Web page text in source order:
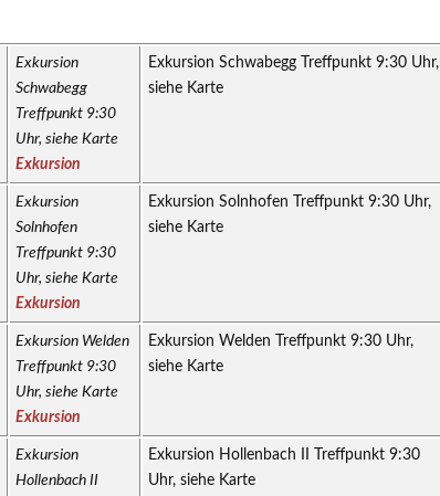
Exkursion
Schwabegg
Treffpunkt 9:30
Uhr, siehe Karte
Exkursion
Exkursion Schwabegg Treffpunkt 9:30 Uhr,
siehe Karte
Exkursion
Solnhofen
Treffpunkt 9:30
Uhr, siehe Karte
Exkursion
Exkursion Solnhofen Treffpunkt 9:30 Uhr,
siehe Karte
Exkursion Welden
Treffpunkt 9:30
Uhr, siehe Karte
Exkursion
Exkursion Welden Treffpunkt 9:30 Uhr,
siehe Karte
Exkursion
Hollenbach II
Exkursion Hollenbach II Treffpunkt 9:30
Uhr, siehe Karte